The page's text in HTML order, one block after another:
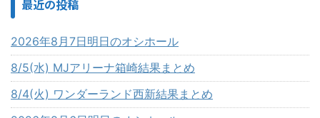
最近の投稿
2026年8月7日明日のオシホール
8/5(水) MJアリーナ箱崎結果まとめ
8/4(火) ワンダーランド西新結果まとめ